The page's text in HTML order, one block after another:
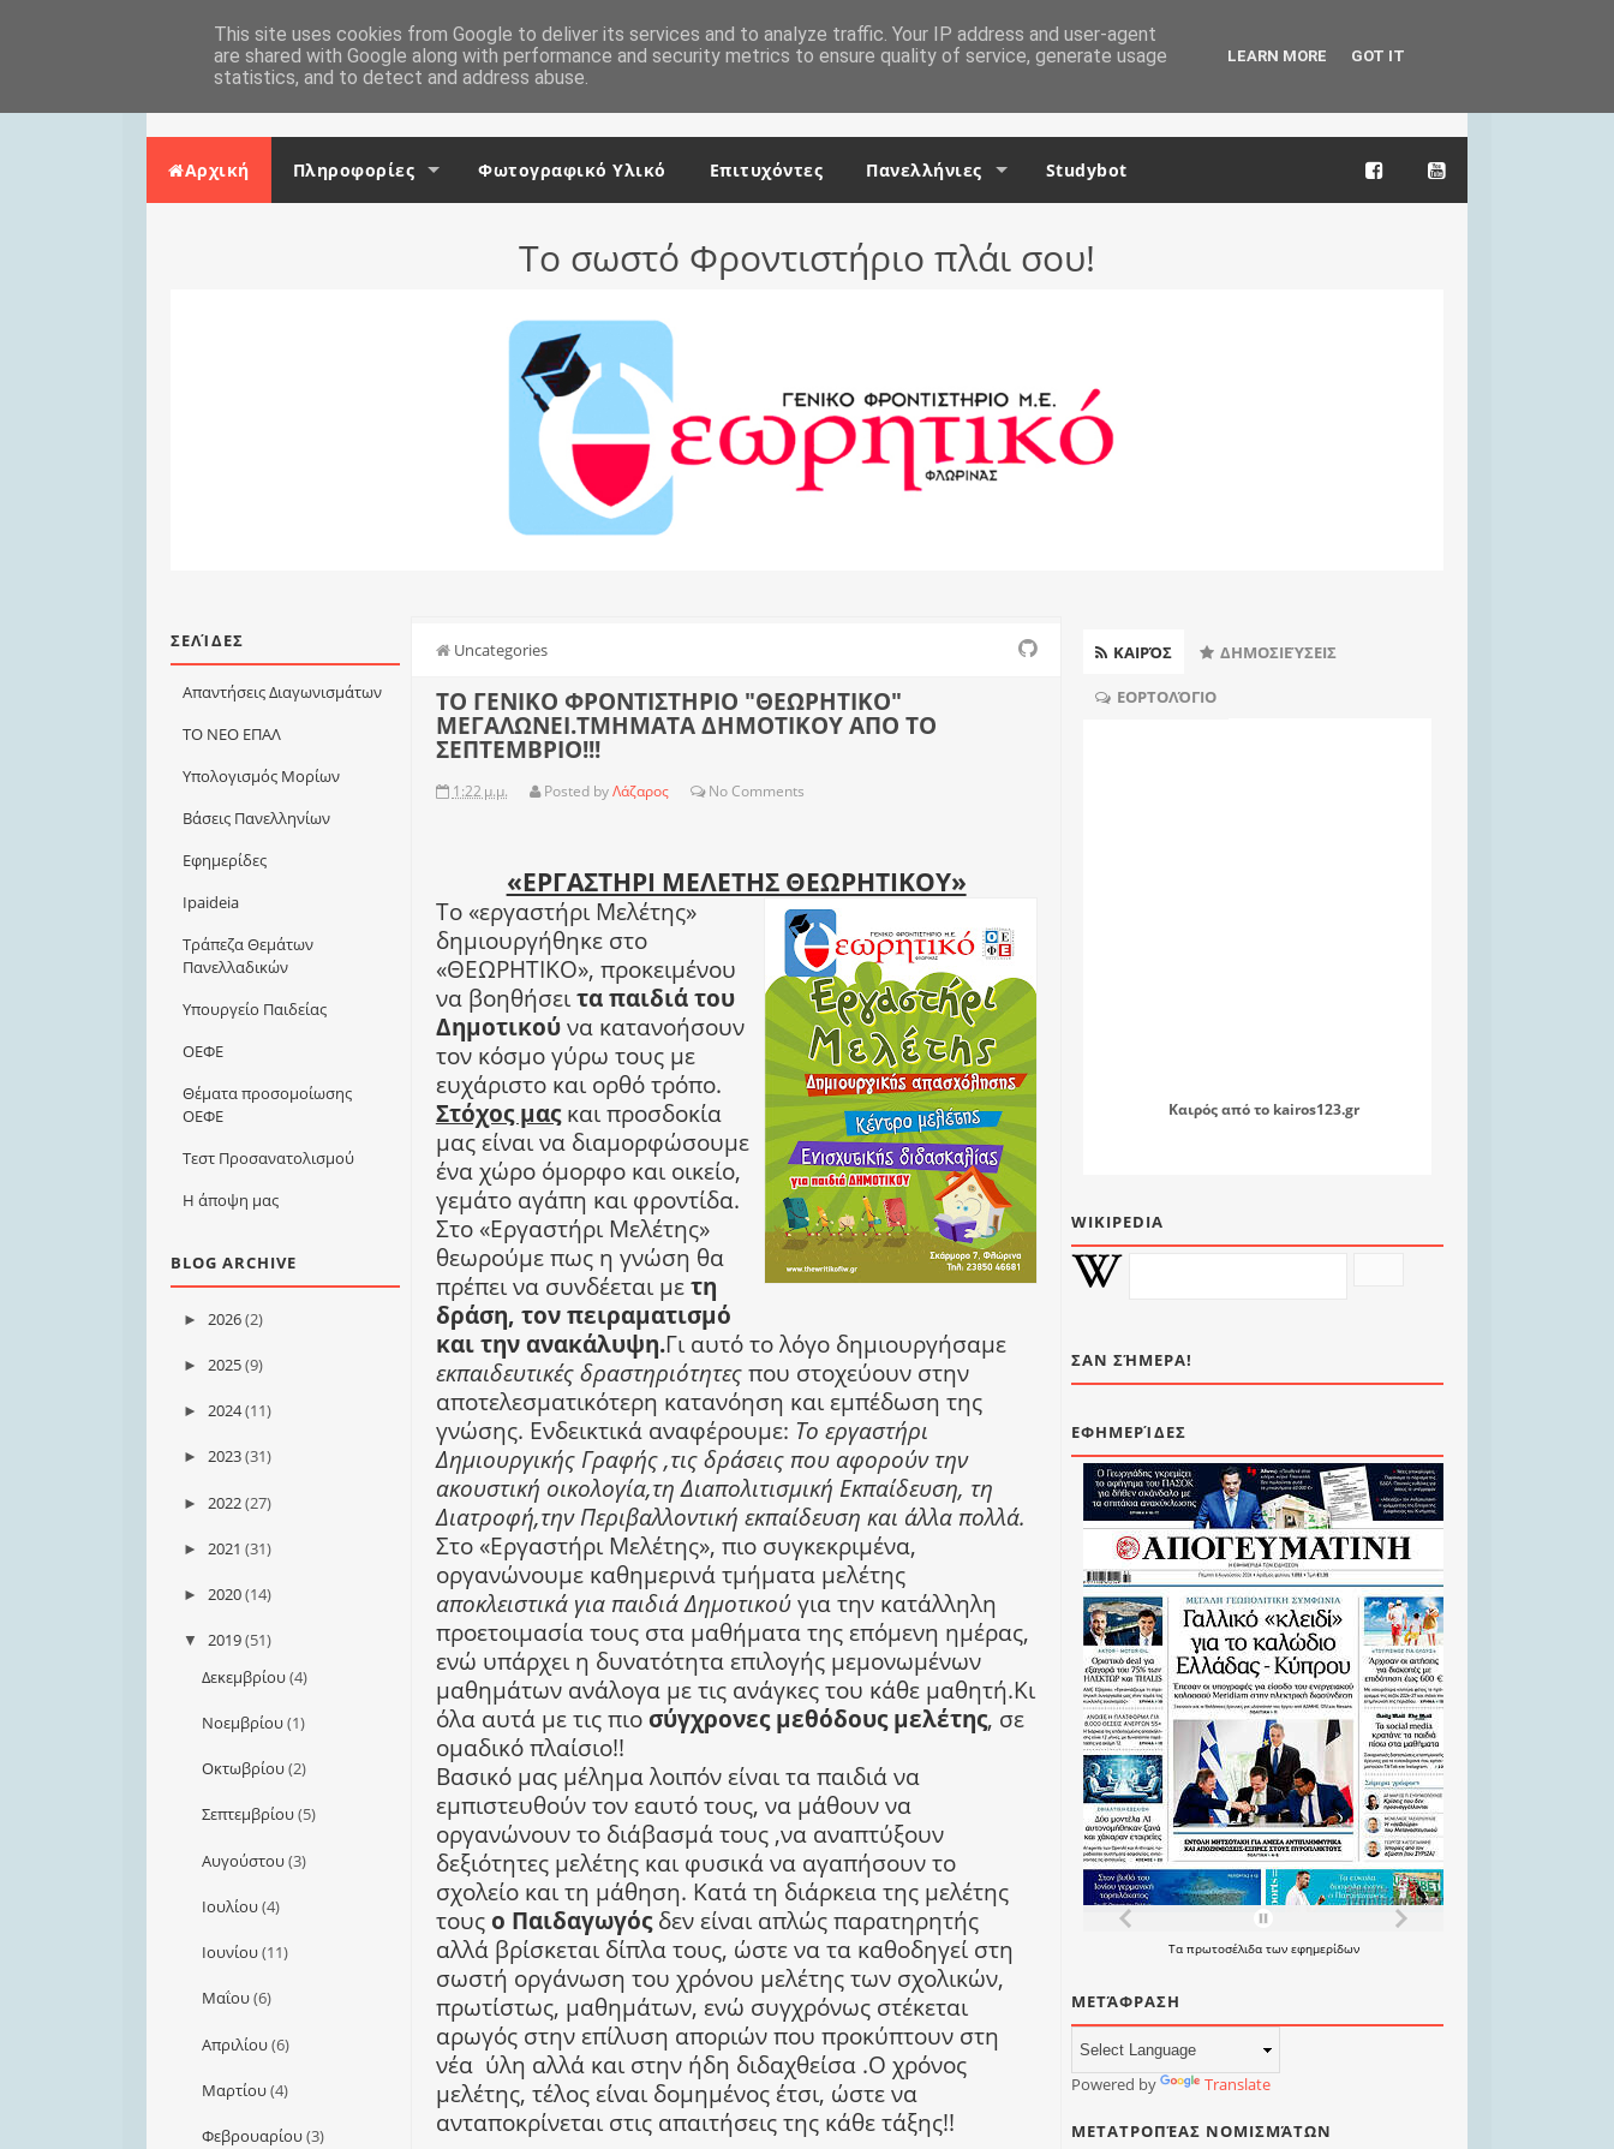
Αρχική Επικοινωνία
Αρχική Πληροφορίες Φωτογραφικό Υλικό Επιτυχόντες Πανελλήνιες Studybot
Το σωστό Φροντιστήριο πλάι σου!
ΣΕΛΊΔΕΣ
Απαντήσεις Διαγωνισμάτων
ΤΟ ΝΕΟ ΕΠΑΛ
Υπολογισμός Μορίων
Βάσεις Πανελληνίων
Εφημερίδες
Ιpaideia
Τράπεζα Θεμάτων
Πανελλαδικών
Υπουργείο Παιδείας
ΟΕΦΕ
Θέματα προσομοίωσης
ΟΕΦΕ
Τεστ Προσανατολισμού
Η άποψη μας
BLOG ARCHIVE
► 2026(2)
► 2025(9)
► 2024(11)
► 2023(31)
► 2022(27)
► 2021 (31)
► 2020(14)
▼ 2019(51)
Δεκεμβρίου(4)
Νοεμβρίου(1)
Οκτωβρίου(2)
Σεπτεμβρίου(5)
Αυγούστου(3)
Ιουλίου(4)
Ιουνίου(11)
Μαΐου(6)
Απριλίου(6)
Μαρτίου(4)
Φεβρουαρίου(3)
Uncategories
ΤΟ ΓΕΝΙΚΟ ΦΡΟΝΤΙΣΤΗΡΙΟ "ΘΕΩΡΗΤΙΚΟ"
ΜΕΓΑΛΩΝΕΙ.ΤΜΗΜΑΤΑ ΔΗΜΟΤΙΚΟΥ ΑΠΟ ΤΟ
ΣΕΠΤΕΜΒΡΙΟ!!!
1:22 μ.μ. Posted byΛάζαρος No Comments
«ΕΡΓΑΣΤΗΡΙ ΜΕΛΕΤΗΣ ΘΕΩΡΗΤΙΚΟΥ»
Το «εργαστήρι Μελέτης»
δημιουργήθηκε στο
«ΘΕΩΡΗΤΙΚΟ», προκειμένου
να βοηθήσει τα παιδιά του
Δημοτικούνα κατανοήσουν
τον κόσμο γύρω τους με
ευχάριστο και ορθό τρόπο.
Στόχος μαςκαι προσδοκία
μας είναι να διαμορφώσουμε
ένα χώρο όμορφο και οικείο,
γεμάτο αγάπη και φροντίδα.
Στο «Εργαστήρι Μελέτης»
θεωρούμε πως η γνώση θα
πρέπει να συνδέεται με τη
δράση, τον πειραματισμό
και την ανακάλυψη.Γι αυτό το λόγο δημιουργήσαμε
εκπαιδευτικές δραστηριότητεςπου στοχεύουν στην
αποτελεσματικότερη κατανόηση και εμπέδωση της
γνώσης. Ενδεικτικά αναφέρουμε: Το εργαστήρι
Δημιουργικής Γραφής ,τις δράσεις που αφορούν την
ακουστική οικολογία,τη Διαπολιτισμική Εκπαίδευση, τη
Διατροφή,την Περιβαλλοντική εκπαίδευση και άλλα πολλά.
Στο «Εργαστήρι Μελέτης», πιο συγκεκριμένα,
οργανώνουμε καθημερινά τμήματα μελέτης
αποκλειστικά για παιδιά Δημοτικούγια την κατάλληλη
προετοιμασία τους στα μαθήματα της επόμενη ημέρας,
ενώ υπάρχει η δυνατότητα επιλογής μεμονωμένων
μαθημάτων ανάλογα με τις ανάγκες του κάθε μαθητή.Κι
όλα αυτά με τις πιο σύγχρονες μεθόδους μελέτης, σε
ομαδικό πλαίσιο!!
Βασικό μας μέλημα λοιπόν είναι τα παιδιά να
εμπιστευθούν τον εαυτό τους, να μάθουν να
οργανώνουν το διάβασμά τους ,να αναπτύξουν
δεξιότητες μελέτης και φυσικά να αγαπήσουν το
σχολείο και τη μάθηση. Κατά τη διάρκεια της μελέτης
τους ο Παιδαγωγόςδεν είναι απλώς παρατηρητής
αλλά βρίσκεται δίπλα τους, ώστε να τα καθοδηγεί στη
σωστή οργάνωση του χρόνου μελέτης των σχολικών,
πρωτίστως, μαθημάτων, ενώ συγχρόνως στέκεται
αρωγός στην επίλυση αποριών που προκύπτουν στη
νέα ύλη αλλά και στην ήδη διδαχθείσα .Ο χρόνος
μελέτης, τέλος είναι δομημένος έτσι, ώστε να
ανταποκρίνεται στις απαιτήσεις της κάθε τάξης!!
ΚΑΙΡΌΣ ΔΗΜΟΣΙΕΎΣΕΙΣ
ΕΟΡΤΟΛΌΓΙΟ
Καιρόςαπό το kairos123.gr
WIKIPEDIA
ΣΑΝ ΣΉΜΕΡΑ!
ΕΦΗΜΕΡΊΔΕΣ
Τα πρωτοσέλιδα των εφημερίδων
ΜΕΤΆΦΡΑΣΗ
Powered by Translate
ΜΕΤΑΤΡΟΠΈΑΣ ΝΟΜΙΣΜΆΤΩΝ
This site uses cookies from Google to deliver its services and to analyze traffic. Your IP address and user-agent
are shared with Google along with performance and security metrics to ensure quality of service, generate usage
statistics, and to detect and address abuse.
LEARN MORE GOT IT